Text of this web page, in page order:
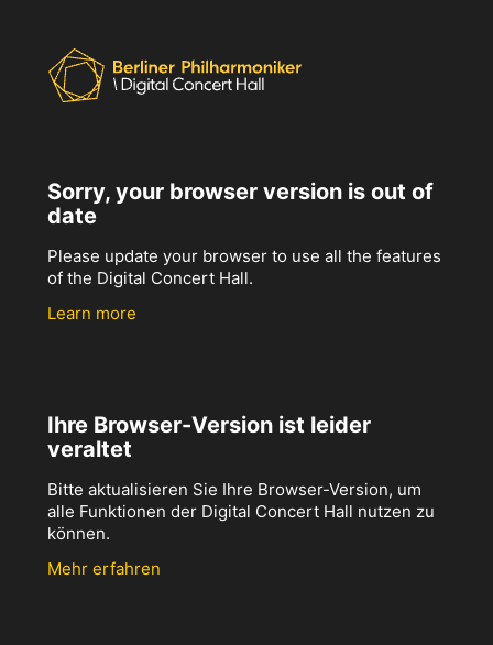
Sorry, your browser version is out of
date
Please update your browser to use all the features
of the Digital Concert Hall.
Learn more
Ihre Browser-Version ist leider
veraltet
Bitte aktualisieren Sie Ihre Browser-Version, um
alle Funktionen der Digital Concert Hall nutzen zu
können.
Mehr erfahren